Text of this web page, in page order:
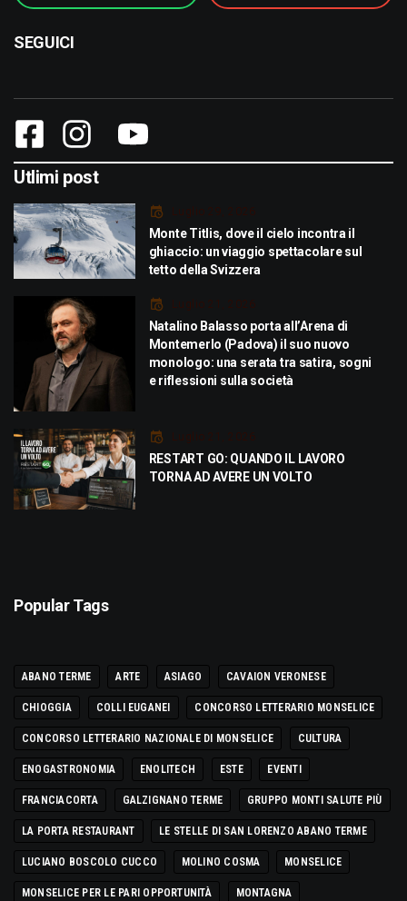
SEGUICI
Utlimi post
Luglio 29, 2026
Monte Titlis, dove il cielo incontra il
ghiaccio: un viaggio spettacolare sul
tetto della Svizzera
Luglio 21, 2026
Natalino Balasso porta all’Arena di
Montemerlo (Padova) il suo nuovo
monologo: una serata tra satira, sogni
e riflessioni sulla società
Luglio 21, 2026
RESTART GO: QUANDO IL LAVORO
TORNA AD AVERE UN VOLTO
Popular Tags
ABANO TERME ARTE ASIAGO CAVAION VERONESE
CHIOGGIA COLLI EUGANEI CONCORSO LETTERARIO MONSELICE
CONCORSO LETTERARIO NAZIONALE DI MONSELICE CULTURA
ENOGASTRONOMIA ENOLITECH ESTE EVENTI
FRANCIACORTA GALZIGNANO TERME GRUPPO MONTI SALUTE PIÙ
LA PORTA RESTAURANT LE STELLE DI SAN LORENZO ABANO TERME
LUCIANO BOSCOLO CUCCO MOLINO COSMA MONSELICE
MONSELICE PER LE PARI OPPORTUNITÀ MONTAGNA